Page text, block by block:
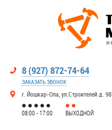
8 (927) 872-74-64
ЗАКАЗАТЬ ЗВОНОК
г. Йошкар-Ола, ул.Строителей д. 98
08:00 - 17:00 ВЫХОДНОЙ